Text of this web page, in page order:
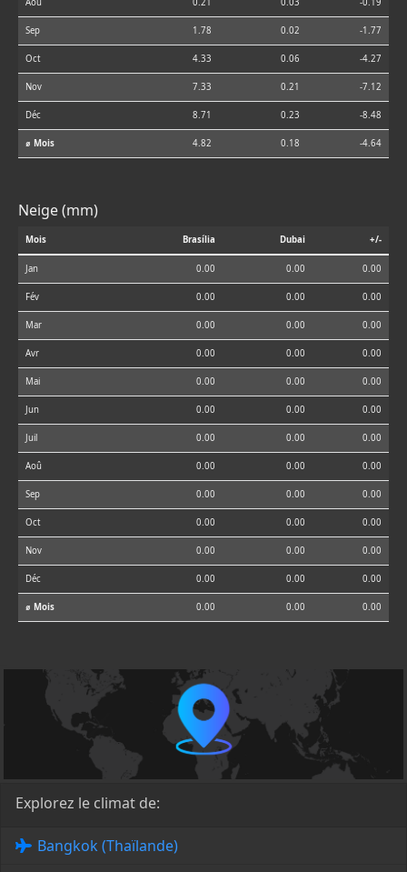
Aoû 0.21 0.03 -0.19
Sep 1.78 0.02 -1.77
Oct 4.33 0.06 -4.27
Nov 7.33 0.21 -7.12
Déc 8.71 0.23 -8.48
⌀ Mois 4.82 0.18 -4.64
Neige (mm)
Mois Brasília Dubai +/-
Jan 0.00 0.00 0.00
Fév 0.00 0.00 0.00
Mar 0.00 0.00 0.00
Avr 0.00 0.00 0.00
Mai 0.00 0.00 0.00
Jun 0.00 0.00 0.00
Juil 0.00 0.00 0.00
Aoû 0.00 0.00 0.00
Sep 0.00 0.00 0.00
Oct 0.00 0.00 0.00
Nov 0.00 0.00 0.00
Déc 0.00 0.00 0.00
⌀ Mois 0.00 0.00 0.00
Explorez le climat de:
Bangkok (Thaïlande)